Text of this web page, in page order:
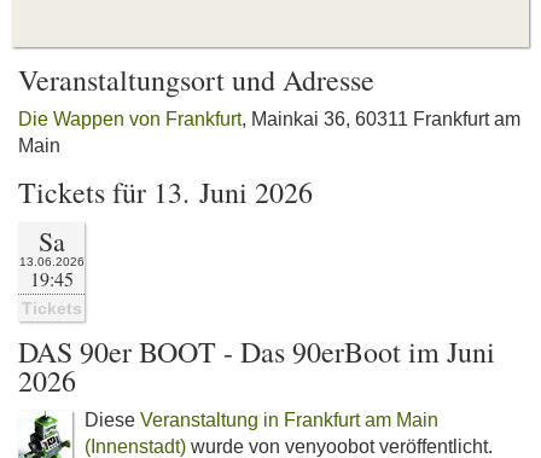
Veranstaltungsort und Adresse
Die Wappen von Frankfurt, Mainkai 36, 60311 Frankfurt am
Main
Tickets für 13. Juni 2026
Sa
13.06.2026
19:45
Tickets
DAS 90er BOOT - Das 90erBoot im Juni
2026
Diese Veranstaltung in Frankfurt am Main
(Innenstadt) wurde von venyoobot veröffentlicht.